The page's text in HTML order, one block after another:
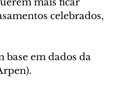
celebrados,
em dados da